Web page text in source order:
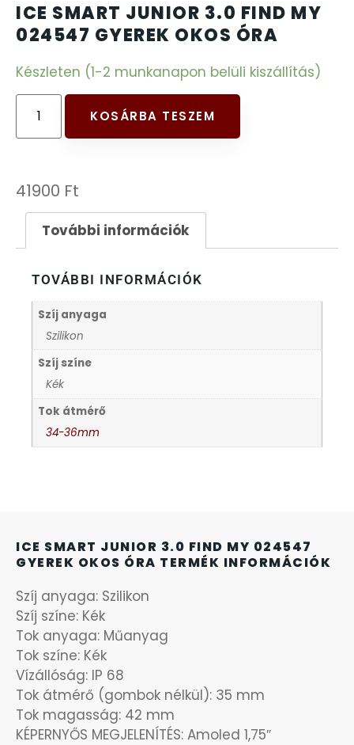
ICE SMART JUNIOR 3.0 FIND MY
024547 GYEREK OKOS ÓRA
Készleten (1-2 munkanapon belüli kiszállítás)
KOSÁRBA TESZEM
41900 Ft
További információk
TOVÁBBI INFORMÁCIÓK
Szíj anyaga
Szilikon
Szíj színe
Kék
Tok átmérő
34-36mm
ICE SMART JUNIOR 3.0 FIND MY 024547
GYEREK OKOS ÓRA TERMÉK INFORMÁCIÓK
Szíj anyaga: Szilikon
Szíj színe: Kék
Tok anyaga: Műanyag
Tok színe: Kék
Vízállóság: IP 68
Tok átmérő (gombok nélkül): 35 mm
Tok magasság: 42 mm
KÉPERNYŐS MEGJELENÍTÉS: Amoled 1,75″
FALIÓRÁK
FÉMCSATOK
FESTINA
FRANCIS DELON
FREELOOK
GUESS KARÓRÁK
HÁLÓZATI ÓRÁK
HOLLÓHÁZI PORCELÁN
ICE WATCH
LORUS
LOTUS STYLE
MÁRKÁS KARÓRA SZÍJAK
MASERATI
MORGAN